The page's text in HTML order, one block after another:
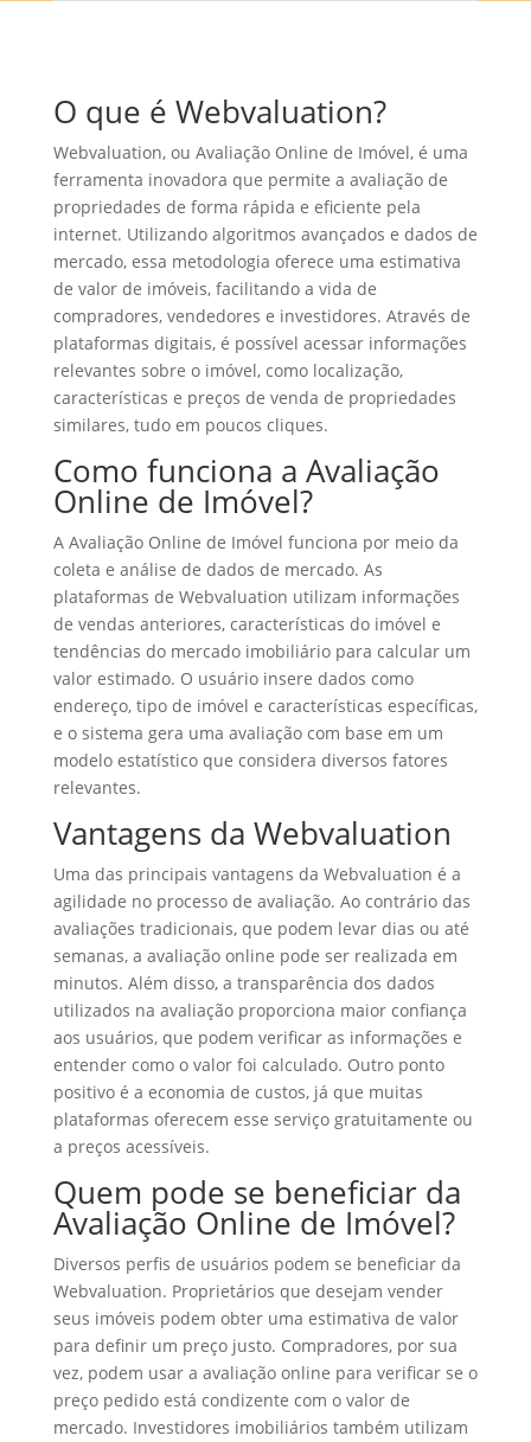
O que é Webvaluation?
Webvaluation, ou Avaliação Online de Imóvel, é uma
ferramenta inovadora que permite a avaliação de
propriedades de forma rápida e eficiente pela
internet. Utilizando algoritmos avançados e dados de
mercado, essa metodologia oferece uma estimativa
de valor de imóveis, facilitando a vida de
compradores, vendedores e investidores. Através de
plataformas digitais, é possível acessar informações
relevantes sobre o imóvel, como localização,
características e preços de venda de propriedades
similares, tudo em poucos cliques.
Como funciona a Avaliação
Online de Imóvel?
A Avaliação Online de Imóvel funciona por meio da
coleta e análise de dados de mercado. As
plataformas de Webvaluation utilizam informações
de vendas anteriores, características do imóvel e
tendências do mercado imobiliário para calcular um
valor estimado. O usuário insere dados como
endereço, tipo de imóvel e características específicas,
e o sistema gera uma avaliação com base em um
modelo estatístico que considera diversos fatores
relevantes.
Vantagens da Webvaluation
Uma das principais vantagens da Webvaluation é a
agilidade no processo de avaliação. Ao contrário das
avaliações tradicionais, que podem levar dias ou até
semanas, a avaliação online pode ser realizada em
minutos. Além disso, a transparência dos dados
utilizados na avaliação proporciona maior confiança
aos usuários, que podem verificar as informações e
entender como o valor foi calculado. Outro ponto
positivo é a economia de custos, já que muitas
plataformas oferecem esse serviço gratuitamente ou
a preços acessíveis.
Quem pode se beneficiar da
Avaliação Online de Imóvel?
Diversos perfis de usuários podem se beneficiar da
Webvaluation. Proprietários que desejam vender
seus imóveis podem obter uma estimativa de valor
para definir um preço justo. Compradores, por sua
vez, podem usar a avaliação online para verificar se o
preço pedido está condizente com o valor de
mercado. Investidores imobiliários também utilizam